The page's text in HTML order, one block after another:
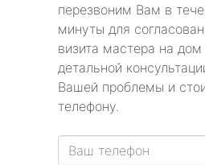
перезвоним Вам в
минуты для
визита мастера на
детальной
Вашей проблемы и
телефону.